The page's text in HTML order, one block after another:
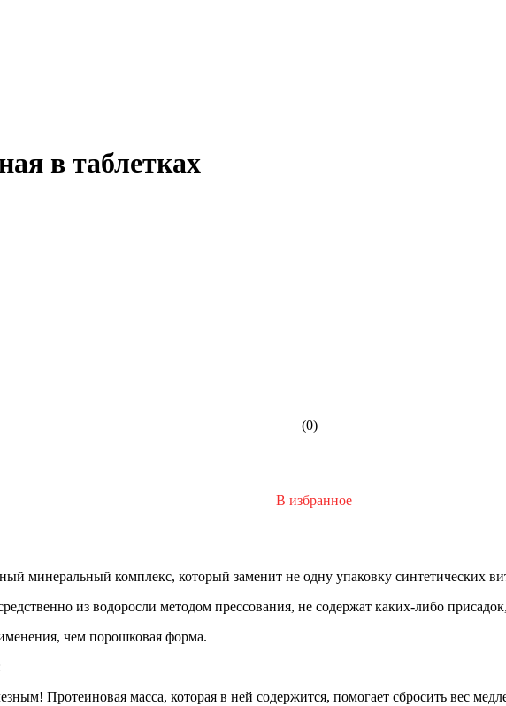
в таблетках
(0)
В избранное
минеральный комплекс, который заменит не одну упаковку синтетических
из водоросли методом прессования, не содержат каких-либо
чем порошковая форма.
Протеиновая масса, которая в ней содержится, помогает сбросить вес